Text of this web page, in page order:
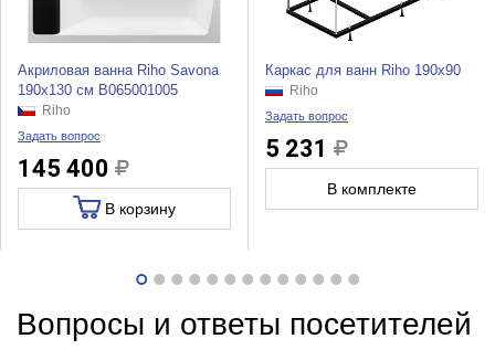
Акриловая ванна Riho Savona
190x130 см B065001005
Riho
Задать вопрос
145 400
В корзину
Каркас для ванн Riho 190x90
Riho
Задать вопрос
5 231
В комплекте
Вопросы и ответы посетителей